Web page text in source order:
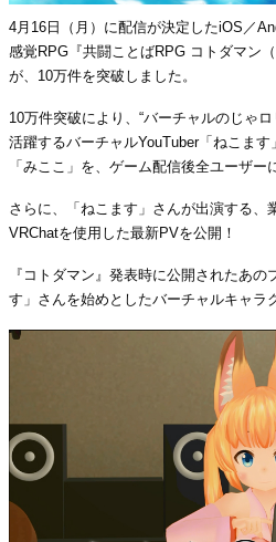
4月16日（月）に配信が決定したiOS／
感覚RPG『共闘ことばRPG コトダマン
が、10万件を突破しました。
10万件突破により、“バーチャルのじゃ
活躍するバーチャルYouTuber「ねこま
「みここ」を、ゲーム配信後全ユーザー
さらに、「ねこます」さんが出演する
VRChatを使用した最新PVを公開！
『コトダマン』発表時に公開されたあ
す」さんを始めとしたバーチャルキャラ